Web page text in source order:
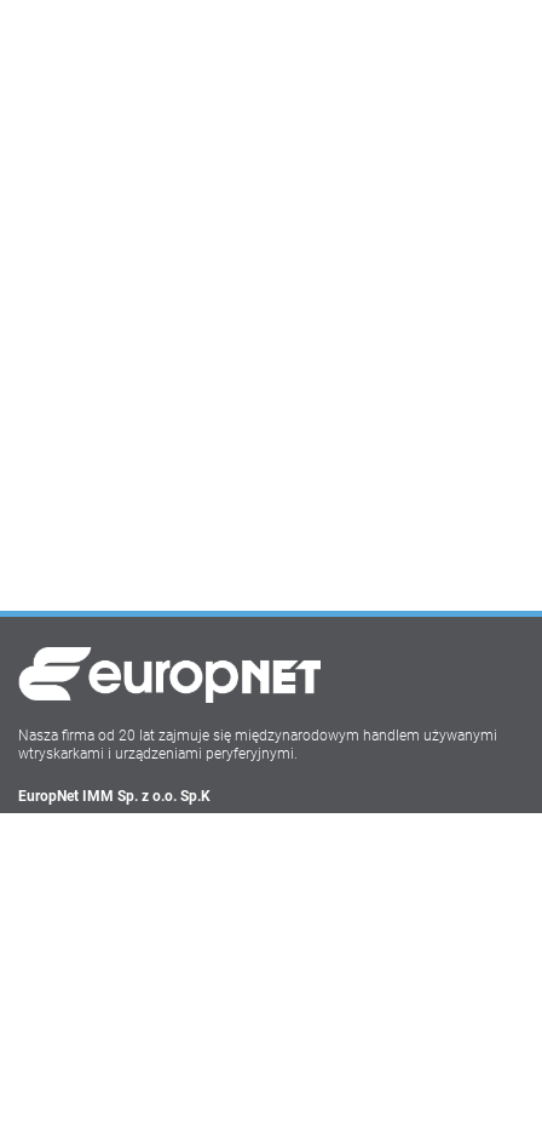
Nasza firma od 20 lat zajmuje się międzynarodowym handlem używanymi
wtryskarkami i urządzeniami peryferyjnymi.
EuropNet IMM Sp. z o.o. Sp.K